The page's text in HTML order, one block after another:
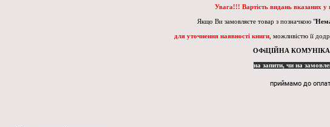
Увага!!! Вартість видань вказаних у
Якщо Ви замовляєте товар з позначкою "
для уточнення наявності книги, можливістю її
ОФіЦІЙНА
на запити, чи на
приймамо до